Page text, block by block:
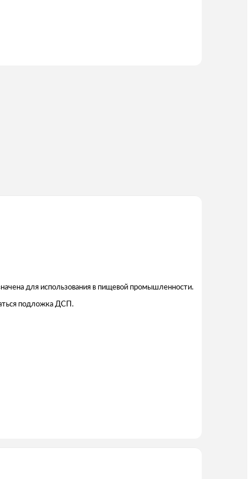
для использования в пищевой промышленности.
подложка ДСП.